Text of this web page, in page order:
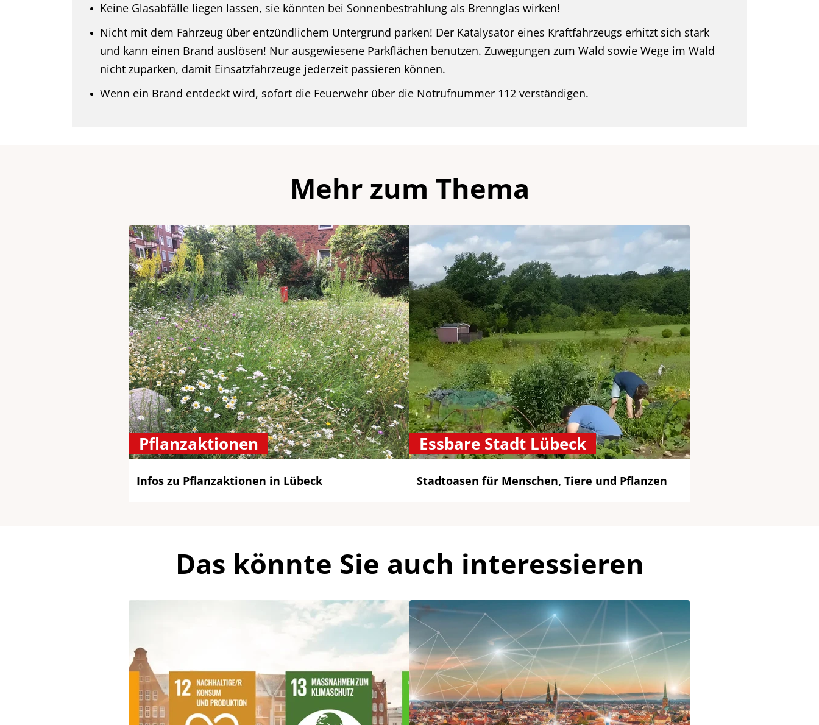
Keine Glasabfälle liegen lassen, sie könnten bei Sonnenbestrahlung als Brennglas wirken!
Nicht mit dem Fahrzeug über entzündlichem Untergrund parken! Der Katalysator eines Kraftfahrzeugs erhitzt sich stark
und kann einen Brand auslösen! Nur ausgewiesene Parkflächen benutzen. Zuwegungen zum Wald sowie Wege im Wald
nicht zuparken, damit Einsatzfahrzeuge jederzeit passieren können.
Wenn ein Brand entdeckt wird, sofort die Feuerwehr über die Notrufnummer 112 verständigen.
Mehr zum Thema
Pflanzaktionen
Infos zu Pflanzaktionen in Lübeck
Essbare Stadt Lübeck
Stadtoasen für Menschen, Tiere und Pflanzen
Das könnte Sie auch interessieren